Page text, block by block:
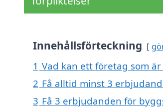
Innehållsförteckning
1 Vad kan ett företag som
2 Få alltid minst 3
3 Få 3 erbjudanden för